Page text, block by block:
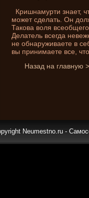
Кришнамурти знает,
может сде­лать. Он
Такова воля
Делатель всегда
не обнаруживаете в
вы прини­маете все,
Назад на главную
Neumestno.ru -